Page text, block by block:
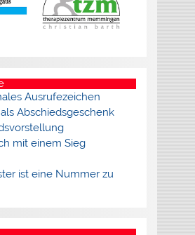
Ausrufezeichen
Abschiedsgeschenk
mit einem Sieg
ist eine Nummer zu